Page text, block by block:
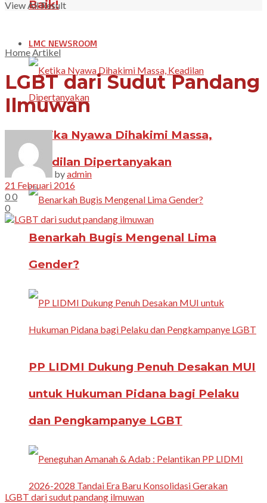
Baik!
LMC NEWSROOM
Ketika Nyawa Dihakimi Massa,
Keadilan Dipertanyakan
Benarkah Bugis Mengenal Lima
Gender?
PP LIDMI Dukung Penuh Desakan MUI
untuk Hukuman Pidana bagi Pelaku
dan Pengkampanye LGBT
View All Result
Home Artikel
LGBT dari Sudut Pandang
Ilmuwan
byadmin
21 Februari 2016
00
0
LGBT dari sudut pandang ilmuwan